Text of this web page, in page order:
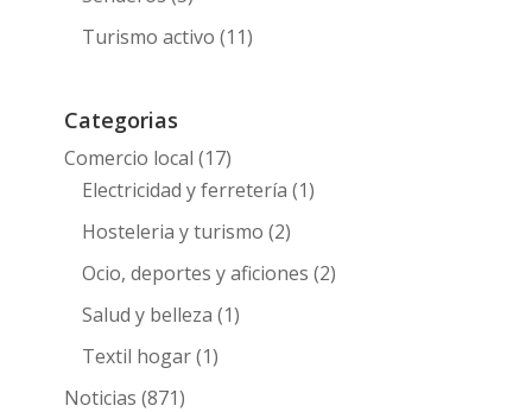
Turismo activo (11)
Categorias
Comercio local (17)
Electricidad y ferretería (1)
Hosteleria y turismo (2)
Ocio, deportes y aficiones (2)
Salud y belleza (1)
Textil hogar(1)
Noticias (871)